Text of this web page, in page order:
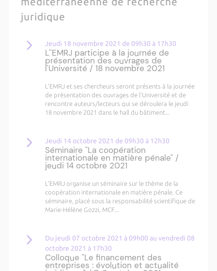
juridique
Jeudi 18 novembre 2021 de 09h30 à 17h30
L''EMRJ participe à la journée de
présentation des ouvrages de
l'Université / 18 novembre 2021
L'EMRJ et ses chercheurs seront présents à la journée
de présentation des ouvrages de l'Université et de
rencontre auteurs/lecteurs qui se déroulera le jeudi
18 novembre 2021 dans le hall du bâtiment...
Jeudi 14 octobre 2021 de 09h30 à 12h30
Séminaire "La coopération
internationale en matière pénale" /
jeudi 14 octobre 2021
L'EMRJ organise un séminaire sur le thème de la
coopération internationale en matière pénale. Ce
séminaire, placé sous la responsabilité scientifique de
Marie-Hélène Gozzi, MCF...
Du jeudi 07 octobre 2021 à 09h00 au vendredi 08
octobre 2021 à 17h30
Colloque "Le financement des
entreprises : évolution et actualité